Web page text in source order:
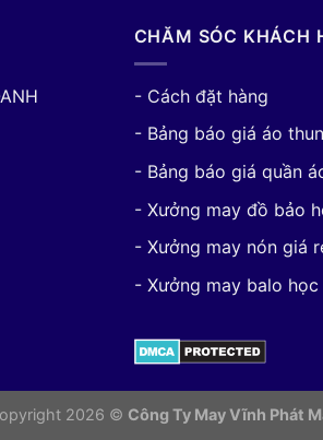
CHĂM SÓC KHÁCH
- Cách đặt hàng
- Bảng báo giá áo thun
- Bảng báo giá quần
- Xưởng may đồ bảo
- Xưởng may nón giá
- Xưởng may balo học
2026 © Công Ty May Vĩnh Phát